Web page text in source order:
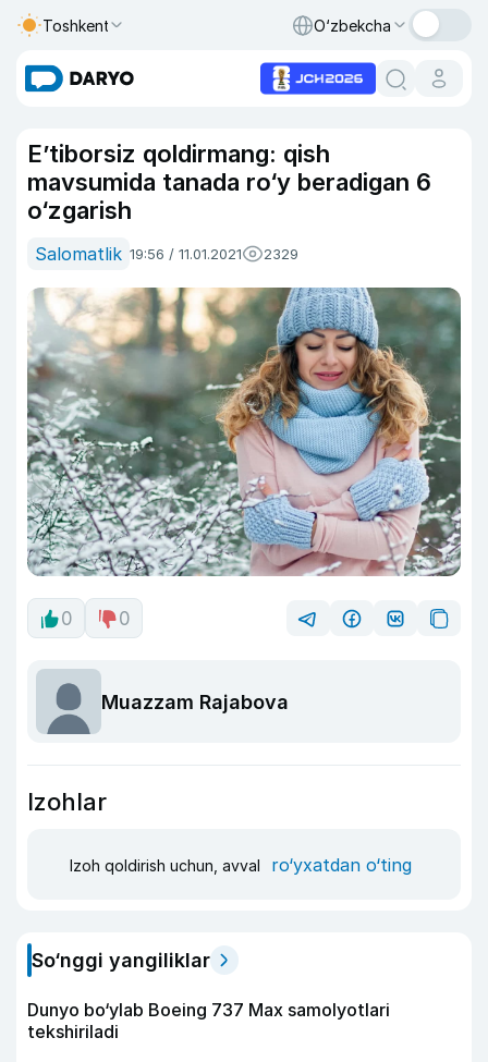
Toshkent O‘zbekcha
E’tiborsiz qoldirmang: qish
mavsumida tanada ro‘y beradigan 6
o‘zgarish
Salomatlik 19:56 / 11.01.2021 2329
0 0
Muazzam Rajabova
Izohlar
Izoh qoldirish uchun, avval ro‘yxatdan o‘ting
So‘nggi yangiliklar
Dunyo bo‘ylab Boeing 737 Max samolyotlari
tekshiriladi